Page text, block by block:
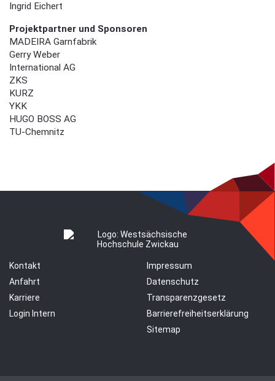
Ingrid Eichert
Projektpartner und Sponsoren
MADEIRA Garnfabrik
Gerry Weber
International AG
ZKS
KURZ
YKK
HUGO BOSS AG
TU-Chemnitz
Kontakt
Anfahrt
Karriere
Login Intern
Impressum
Datenschutz
Transparenzgesetz
Barrierefreiheitserklärung
Sitemap